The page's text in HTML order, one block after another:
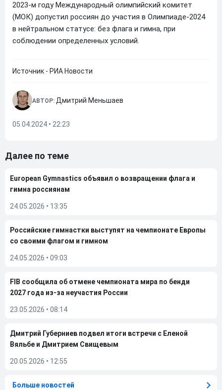
2023-м году Международный олимпийский комитет
(МОК) допустил россиян до участия в Олимпиаде-2024
в нейтральном статусе: без флага и гимна, при
соблюдении определенных условий.
Источник - РИА Новости
АВТОР: Дмитрий Меньшаев
05.04.2024 • 22:23
Далее по теме
European Gymnastics объявил о возвращении флага и
гимна россиянам
24.05.2026 • 13:35
Российские гимнастки выступят на чемпионате Европы
со своими флагом и гимном
24.05.2026 • 09:03
FIB сообщила об отмене чемпионата мира по бенди
2027 года из-за неучастия России
23.05.2026 • 08:14
Дмитрий Губерниев подвел итоги встречи с Еленой
Вяльбе и Дмитрием Свищевым
20.05.2026 • 12:55
Больше новостей